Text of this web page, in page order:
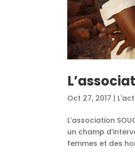
Oct 27, 2017 |
L’association
un champ
femmes et des